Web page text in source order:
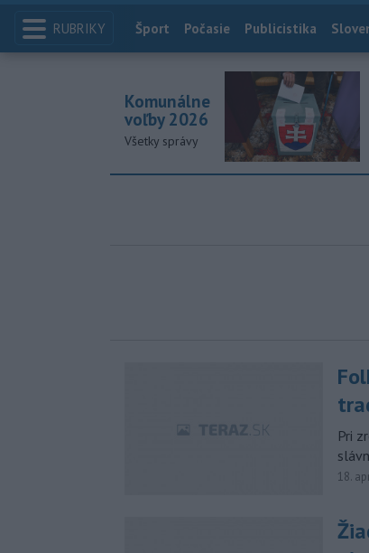
RUBRIKY Index
Šport Počasie Publicistika
Komunálne
voľby 2026
Všetky správy
Pri
18.